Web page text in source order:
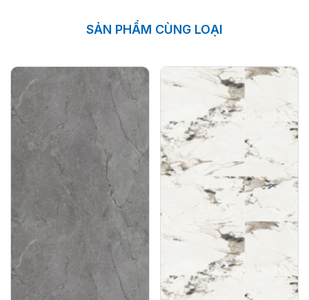
SẢN PHẨM CÙNG LOẠI